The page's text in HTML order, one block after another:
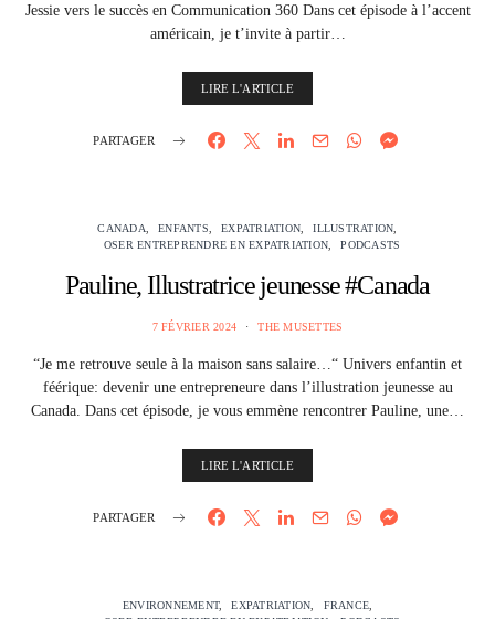
Jessie vers le succès en Communication 360 Dans cet épisode à l’accent
américain, je t’invite à partir…
LIRE L'ARTICLE
PARTAGER
CANADA ENFANTS EXPATRIATION
ILLUSTRATION
OSER ENTREPRENDRE EN EXPATRIATION
PODCASTS
Pauline, Illustratrice jeunesse #Canada
7 FÉVRIER 2024 THE MUSETTES
“Je me retrouve seule à la maison sans salaire…“ Univers enfantin et
féérique: devenir une entrepreneure dans l’illustration jeunesse au
Canada. Dans cet épisode, je vous emmène rencontrer Pauline, une…
LIRE L'ARTICLE
PARTAGER
ENVIRONNEMENT EXPATRIATION
FRANCE